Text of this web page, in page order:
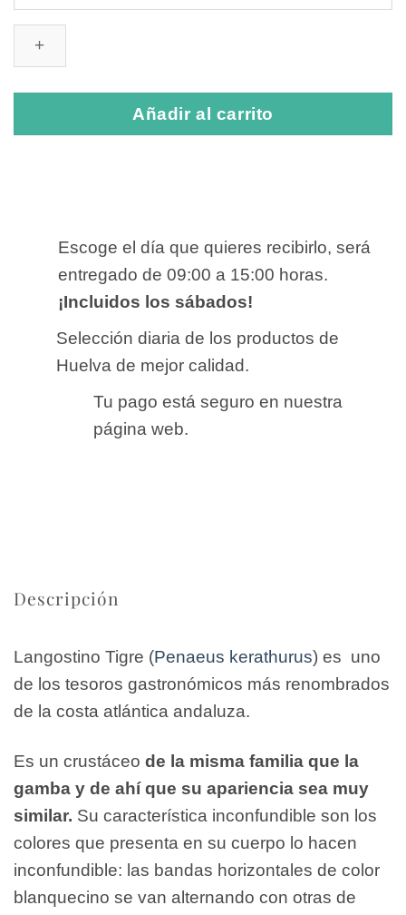
Tigre
Añadir al carrito
Escoge el día que quieres recibirlo, será
entregado de 09:00 a 15:00 horas.
¡Incluidos los sábados!
Selección diaria de los productos de
Huelva de mejor calidad.
Tu pago está seguro en nuestra
página web.
Descripción
Langostino Tigre (Penaeus kerathurus) es uno
de los tesoros gastronómicos más renombrados
de la costa atlántica andaluza.
Es un crustáceo de la misma familia que la
gamba y de ahí que su apariencia sea muy
similar. Su característica inconfundible son los
colores que presenta en su cuerpo lo hacen
inconfundible: las bandas horizontales de color
blanquecino se van alternando con otras de